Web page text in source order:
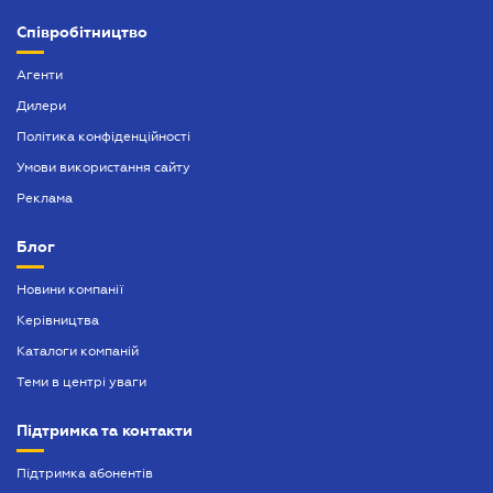
Нотаріально завірений переклад
Оформлення афідевіта
Оформлення довіреності
Посвідчення нотаріальних заяв
Співробітництво
Агенти
Дилери
Політика конфіденційності
Умови використання сайту
Реклама
Блог
Новини компанії
Керівництва
Каталоги компаній
Теми в центрі уваги
Підтримка та контакти
Підтримка абонентів